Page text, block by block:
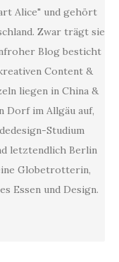
Alice" und gehört
Zwar trägt sie
Blog besticht
Content &
liegen in China &
Dorf im Allgäu auf,
Studium
letztendlich Berlin
Globetrotterin,
Essen und Design.